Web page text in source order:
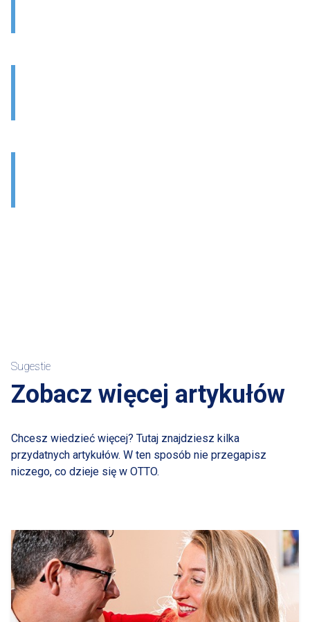
Sugestie
Zobacz więcej artykułów
Chcesz wiedzieć więcej? Tutaj znajdziesz kilka
przydatnych artykułów. W ten sposób nie przegapisz
niczego, co dzieje się w OTTO.